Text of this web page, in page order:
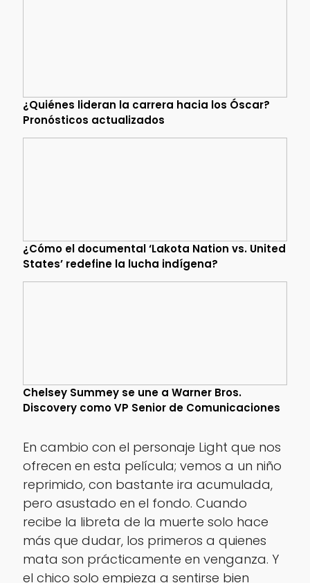
¿Quiénes lideran la carrera hacia los Óscar?
Pronósticos actualizados
¿Cómo el documental ‘Lakota Nation vs. United
States’ redefine la lucha indígena?
Chelsey Summey se une a Warner Bros.
Discovery como VP Senior de Comunicaciones
En cambio con el personaje Light que nos
ofrecen en esta película; vemos a un niño
reprimido, con bastante ira acumulada,
pero asustado en el fondo. Cuando
recibe la libreta de la muerte solo hace
más que dudar, los primeros a quienes
mata son prácticamente en venganza. Y
el chico solo empieza a sentirse bien